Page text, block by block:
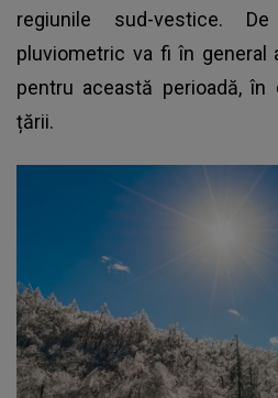
regiunile sud-vestice. De
pluviometric va fi în general
pentru această perioadă,
țării.